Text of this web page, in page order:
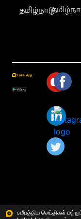
சமீபத்திய செய்திகள்
தமிழ்நாடு
This material may